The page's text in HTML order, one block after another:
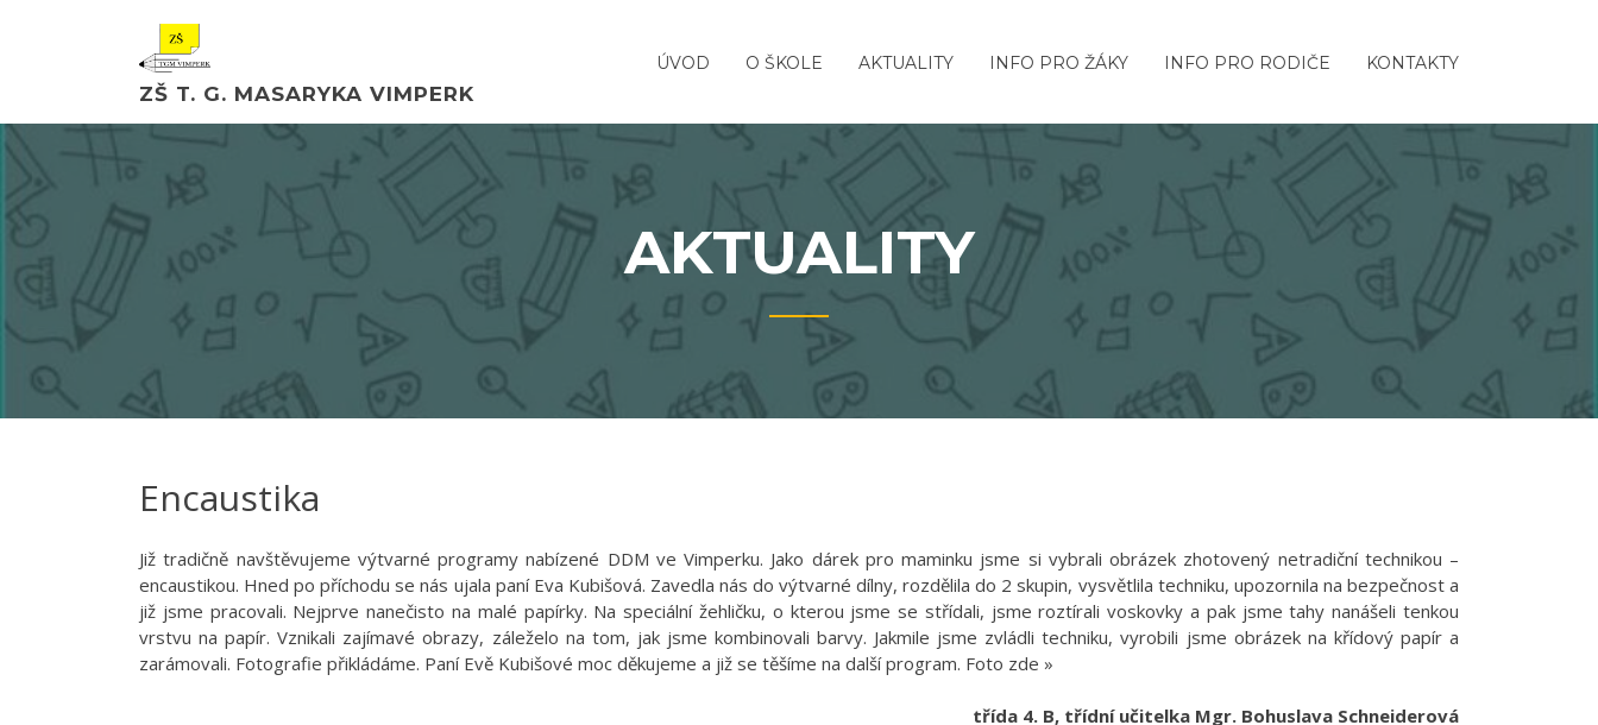
ZŠ T. G. MASARYKA VIMPERK
ÚVOD O ŠKOLE AKTUALITY INFO PRO ŽÁKY INFO PRO RODIČE KONTAKTY
AKTUALITY
Encaustika
Již tradičně navštěvujeme výtvarné programy nabízené DDM ve Vimperku. Jako dárek pro maminku jsme si vybrali obrázek zhotovený netradiční technikou –
encaustikou. Hned po příchodu se nás ujala paní Eva Kubišová. Zavedla nás do výtvarné dílny, rozdělila do 2 skupin, vysvětlila techniku, upozornila na bezpečnost a
již jsme pracovali. Nejprve nanečisto na malé papírky. Na speciální žehličku, o kterou jsme se střídali, jsme roztírali voskovky a pak jsme tahy nanášeli tenkou
vrstvu na papír. Vznikali zajímavé obrazy, záleželo na tom, jak jsme kombinovali barvy. Jakmile jsme zvládli techniku, vyrobili jsme obrázek na křídový papír a
zarámovali. Fotografie přikládáme. Paní Evě Kubišové moc děkujeme a již se těšíme na další program. Foto zde »
třída 4. B, třídní učitelka Mgr. Bohuslava Schneiderová